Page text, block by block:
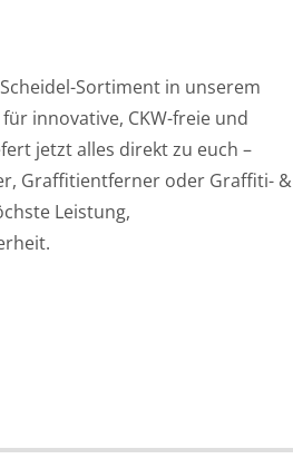
Sortiment in unserem
innovative, CKW-freie und
jetzt alles direkt zu euch –
Graffitientferner oder Graffiti- &
Leistung,